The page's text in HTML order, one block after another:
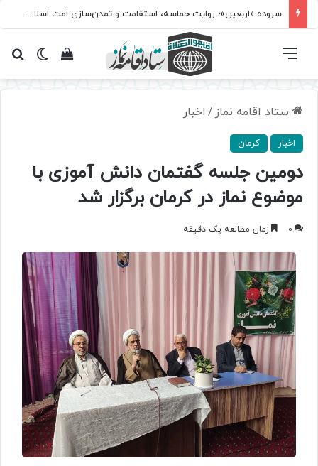
سروده‌ «اربعین»؛ روایت حماسه، استقامت و تمدن‌سازی امت اسلامی
تغییرمشاهده فهرست
ستاد اقامه نماز / اخبار
اخبار کرمان
دومین جلسه گفتمان دانش آموزی با
موضوع نماز در کرمان برگزار شد
0 زمان مطالعه یک دقیقه